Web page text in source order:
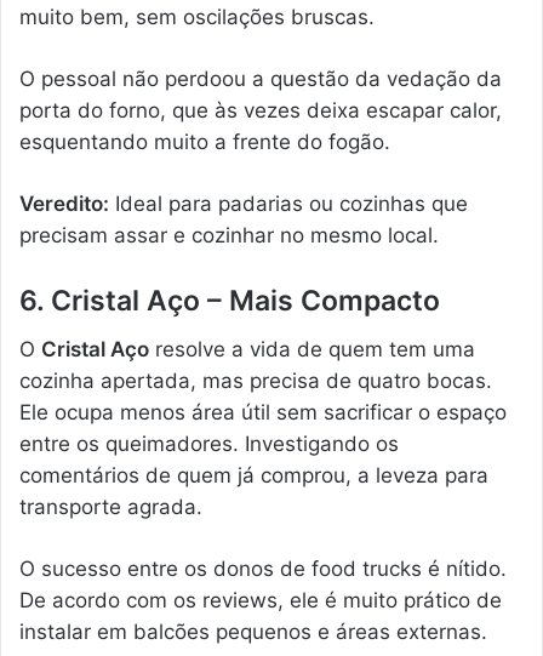
muito bem, sem oscilações bruscas.
O pessoal não perdoou a questão da vedação da
porta do forno, que às vezes deixa escapar calor,
esquentando muito a frente do fogão.
Veredito: Ideal para padarias ou cozinhas que
precisam assar e cozinhar no mesmo local.
6. Cristal Aço – Mais Compacto
O Cristal Aço resolve a vida de quem tem uma
cozinha apertada, mas precisa de quatro bocas.
Ele ocupa menos área útil sem sacrificar o espaço
entre os queimadores. Investigando os
comentários de quem já comprou, a leveza para
transporte agrada.
O sucesso entre os donos de food trucks é nítido.
De acordo com os reviews, ele é muito prático de
instalar em balcões pequenos e áreas externas.